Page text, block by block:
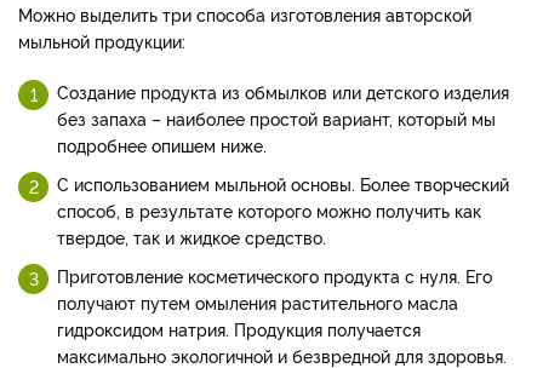
Можно выделить три способа изготовления авторской
мыльной продукции:
Создание продукта из обмылков или детского изделия
без запаха – наиболее простой вариант, который мы
подробнее опишем ниже.
С использованием мыльной основы. Более творческий
способ, в результате которого можно получить как
твердое, так и жидкое средство.
Приготовление косметического продукта с нуля. Его
получают путем омыления растительного масла
гидроксидом натрия. Продукция получается
максимально экологичной и безвредной для здоровья.